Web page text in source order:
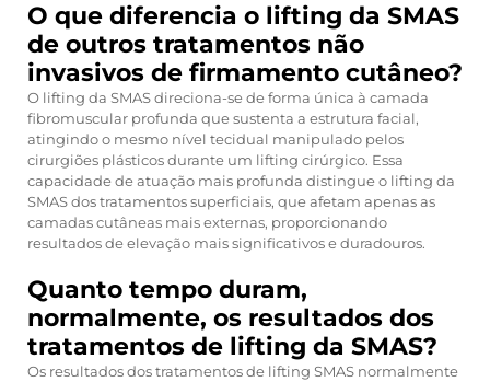
O que diferencia o lifting da SMAS
de outros tratamentos não
invasivos de firmamento cutâneo?
O lifting da SMAS direciona-se de forma única à camada
fibromuscular profunda que sustenta a estrutura facial,
atingindo o mesmo nível tecidual manipulado pelos
cirurgiões plásticos durante um lifting cirúrgico. Essa
capacidade de atuação mais profunda distingue o lifting da
SMAS dos tratamentos superficiais, que afetam apenas as
camadas cutâneas mais externas, proporcionando
resultados de elevação mais significativos e duradouros.
Quanto tempo duram,
normalmente, os resultados dos
tratamentos de lifting da SMAS?
Os resultados dos tratamentos de lifting SMAS normalmente